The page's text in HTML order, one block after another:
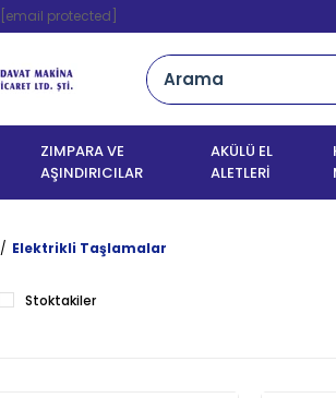
[email protected]
ZIMPARA VE
AŞINDIRICILAR
AKÜLÜ EL
ALETLERİ
Elektrikli Taşlamalar
Stoktakiler